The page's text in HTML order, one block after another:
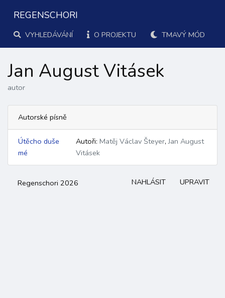
REGENSCHORI
VYHLEDÁVÁNÍ O PROJEKTU TMAVÝ MÓD
Jan August Vitásek
autor
Autorské písně
Útěcho duše
mé
Autoři: Matěj Václav Šteyer, Jan August
Vitásek
Regenschori 2026 NAHLÁSIT UPRAVIT